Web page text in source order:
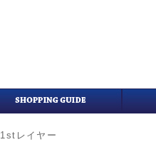
1stレイヤー